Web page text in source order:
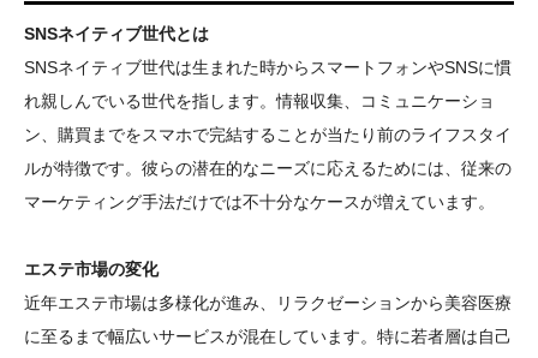
SNSネイティブ世代とは
SNSネイティブ世代は生まれた時からスマートフォンやSNSに慣
れ親しんでいる世代を指します。情報収集、コミュニケーショ
ン、購買までをスマホで完結することが当たり前のライフスタイ
ルが特徴です。彼らの潜在的なニーズに応えるためには、従来の
マーケティング手法だけでは不十分なケースが増えています。
エステ市場の変化
近年エステ市場は多様化が進み、リラクゼーションから美容医療
に至るまで幅広いサービスが混在しています。特に若者層は自己